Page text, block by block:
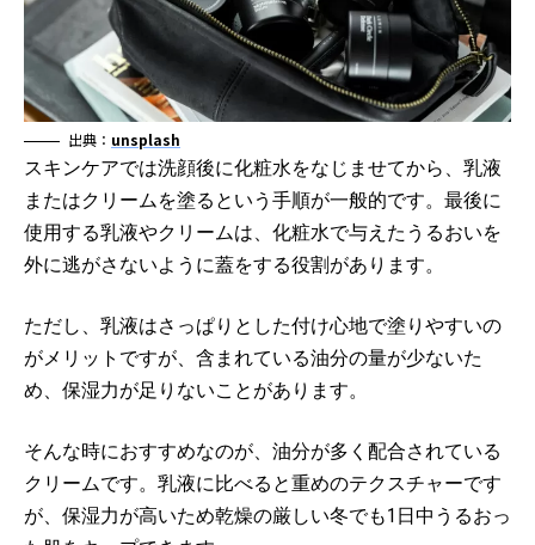
出典： unsplash
スキンケアでは洗顔後に化粧水をなじませてから、乳液
またはクリームを塗るという手順が一般的です。最後に
使用する乳液やクリームは、化粧水で与えたうるおいを
外に逃がさないように蓋をする役割があります。
ただし、乳液はさっぱりとした付け心地で塗りやすいの
がメリットですが、含まれている油分の量が少ないた
め、保湿力が足りないことがあります。
そんな時におすすめなのが、油分が多く配合されている
クリームです。乳液に比べると重めのテクスチャーです
が、保湿力が高いため乾燥の厳しい冬でも1日中うるおっ